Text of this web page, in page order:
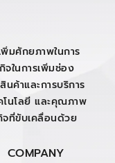
มศักยภาพในการ
จในการเพิ่มช่อง
ค้าและการบริการ
โนโลยี และคุณภาพ
จที่ขับเคลื่อนด้วย
COMPANY